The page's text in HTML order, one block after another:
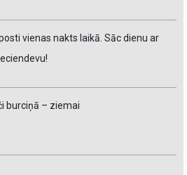
vienas nakts laikā. Sāc dienu ar
burciņā – ziemai